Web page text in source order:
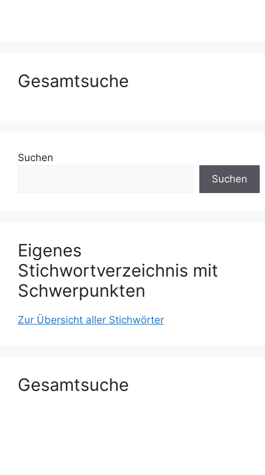
Gesamtsuche
Suchen
Suchen
Eigenes
Stichwortverzeichnis mit
Schwerpunkten
Zur Übersicht aller Stichwörter
Gesamtsuche